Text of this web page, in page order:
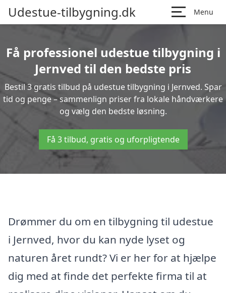
Udestue-tilbygning.dk Menu
Få professionel udestue tilbygning i
Jernved til den bedste pris
Bestil 3 gratis tilbud på udestue tilbygning i Jernved. Spar
tid og penge – sammenlign priser fra lokale håndværkere
og vælg den bedste løsning.
Få 3 tilbud, gratis og uforpligtende
Drømmer du om en tilbygning til udestue
i Jernved, hvor du kan nyde lyset og
naturen året rundt? Vi er her for at hjælpe
dig med at finde det perfekte firma til at